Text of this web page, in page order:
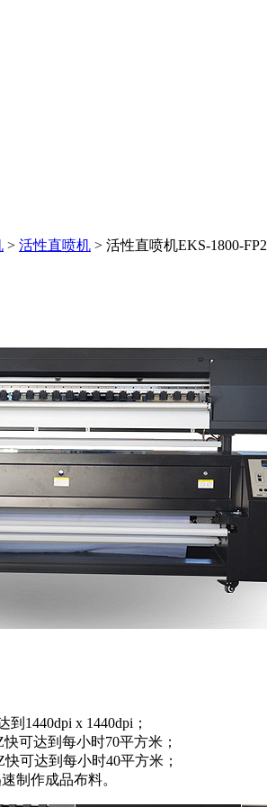
> 活性直喷机 > 活性直喷机EKS-1800-FP2
1440dpi x 1440dpi；
可达到每小时70平方米；
可达到每小时40平方米；
制作成品布料。